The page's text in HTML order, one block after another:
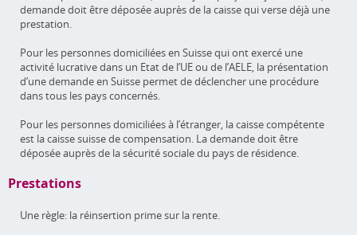
demande doit être déposée auprès de la caisse qui verse déjà une
prestation.
Pour les personnes domiciliées en Suisse qui ont exercé une
activité lucrative dans un Etat de l’UE ou de l’AELE, la présentation
d’une demande en Suisse permet de déclencher une procédure
dans tous les pays concernés.
Pour les personnes domiciliées à l’étranger, la caisse compétente
est la caisse suisse de compensation. La demande doit être
déposée auprès de la sécurité sociale du pays de résidence.
Prestations
Une règle: la réinsertion prime sur la rente.